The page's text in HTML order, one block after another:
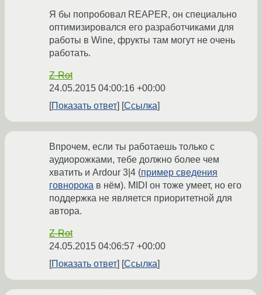
Я бы попробовал REAPER, он специально
оптимизировался его разработчиками для
работы в Wine, фрукты там могут не очень
работать.
Z-Rot
24.05.2015 04:00:16 +00:00
Показать ответ
Ссылка
Впрочем, если ты работаешь только с
аудиорожками, тебе должно более чем
хватить и Ardour 3|4 (пример сведения
говнорока в нём). MIDI он тоже умеет, но его
поддержка не является приоритетной для
автора.
Z-Rot
24.05.2015 04:06:57 +00:00
Показать ответ
Ссылка